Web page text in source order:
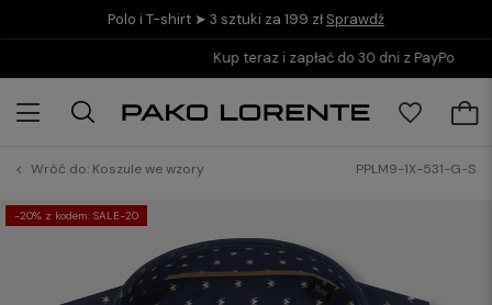
Polo i T-shirt ➤ 3 sztuki za 199 zł Sprawdź
Kup teraz i zapłać do 30 dni z PayPo
Wróć do: Koszule we wzory PPLM9-1X-531-G-S
-20% z kodem: SALE-20